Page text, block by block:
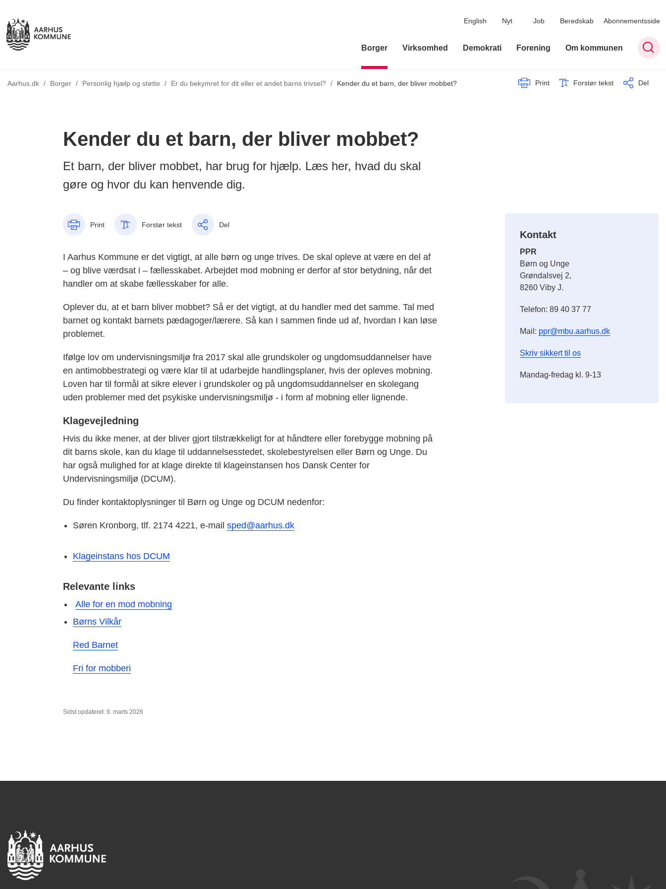
English Nyt Job Beredskab Abonnementsside
Borger Virksomhed Demokrati Forening Om kommunen
Aarhus.dk / Borger / Personlig hjælp og støtte / Tilbage til
Er du bekymret for dit eller et andet barns trivsel? / Kender du et barn, der bliver mobbet? Print Forstør tekst Del
Kender du et barn, der bliver mobbet?
Et barn, der bliver mobbet, har brug for hjælp. Læs her, hvad du skal
gøre og hvor du kan henvende dig.
Print Forstør tekst Del
I Aarhus Kommune er det vigtigt, at alle børn og unge trives. De skal opleve at være en del af
– og blive værdsat i – fællesskabet. Arbejdet mod mobning er derfor af stor betydning, når det
handler om at skabe fællesskaber for alle.
Oplever du, at et barn bliver mobbet? Så er det vigtigt, at du handler med det samme. Tal med
barnet og kontakt barnets pædagoger/lærere. Så kan I sammen finde ud af, hvordan I kan løse
problemet.
Ifølge lov om undervisningsmiljø fra 2017 skal alle grundskoler og ungdomsuddannelser have
en antimobbestrategi og være klar til at udarbejde handlingsplaner, hvis der opleves mobning.
Loven har til formål at sikre elever i grundskoler og på ungdomsuddannelser en skolegang
uden problemer med det psykiske undervisningsmiljø - i form af mobning eller lignende.
Klagevejledning
Hvis du ikke mener, at der bliver gjort tilstrækkeligt for at håndtere eller forebygge mobning på
dit barns skole, kan du klage til uddannelsesstedet, skolebestyrelsen eller Børn og Unge. Du
har også mulighed for at klage direkte til klageinstansen hos Dansk Center for
Undervisningsmiljø (DCUM).
Du finder kontaktoplysninger til Børn og Unge og DCUM nedenfor:
Søren Kronborg, tlf. 2174 4221, e-mail sped@aarhus.dk
Klageinstans hos DCUM
Relevante links
Alle for en mod mobning
Børns Vilkår
Red Barnet
Fri for mobberi
Kontakt
PPR
Børn og Unge
Grøndalsvej 2,
8260 Viby J.
Telefon: 89 40 37 77
Mail: ppr@mbu.aarhus.dk
Skriv sikkert til os
Mandag-fredag kl. 9-13
Sidst opdateret: 9. marts 2026